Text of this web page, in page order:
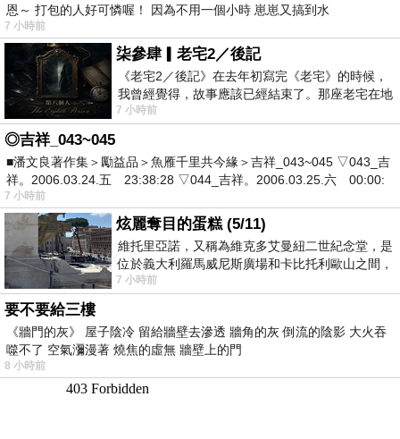
恩～ 打包的人好可憐喔！ 因為不用一個小時 崽崽又搞到水
7 小時前
柒參肆▎老宅2／後記
《老宅2／後記》在去年初寫完《老宅》的時候，
我曾經覺得，故事應該已經結束了。那座老宅在地
震中倒塌，七個人終於離開那片黑暗，
7 小時前
◎吉祥_043~045
■潘文良著作集＞勵益品＞魚雁千里共今緣＞吉祥_043~045 ▽043_吉
祥。2006.03.24.五 23:38:28 ▽044_吉祥。2006.03.25.六 00:00:
7 小時前
炫麗奪目的蛋糕 (5/11)
維托里亞諾，又稱為維克多艾曼紐二世紀念堂，是
位於義大利羅馬威尼斯廣場和卡比托利歐山之間，
用以紀念統一義大利統一後的的第一位國
7 小時前
要不要給三樓
《牆門的灰》 屋子陰冷 留給牆壁去滲透 牆角的灰 倒流的陰影 大火吞
噬不了 空氣瀰漫著 燒焦的虛無 牆壁上的門
8 小時前